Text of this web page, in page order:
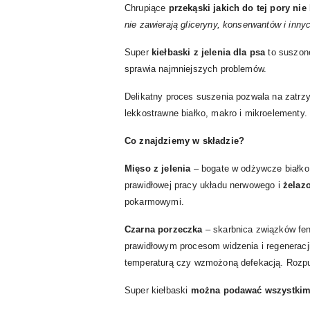
Chrupiące przekąski jakich do tej pory nie
nie zawierają gliceryny, konserwantów i
Super kiełbaski z jelenia dla psato
sprawia najmniejszych problemów.
Delikatny proces suszenia pozwala na
lekkostrawne białko, makro i mikroelementy.
Co znajdziemy w składzie?
Mięso z jelenia– bogate w odżywcze
prawidłowej pracy układu nerwowego i
pokarmowymi.
Czarna porzeczka– skarbnica związków
prawidłowym procesom widzenia i
temperaturą czy wzmożoną defekacją.
Super kiełbaski można podawać